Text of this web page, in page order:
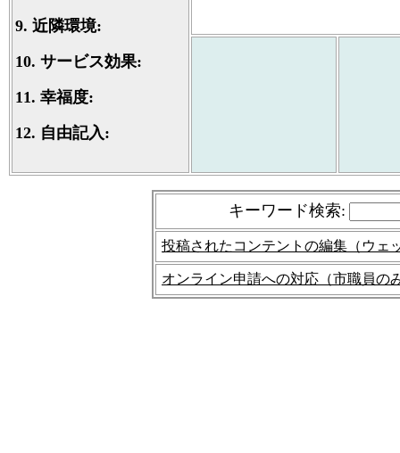
9. 近隣環境:
10. サービス効果:
11. 幸福度:
12. 自由記入:
キーワード検索:
投稿されたコンテントの編集（ウェ
オンライン申請への対応（市職員の